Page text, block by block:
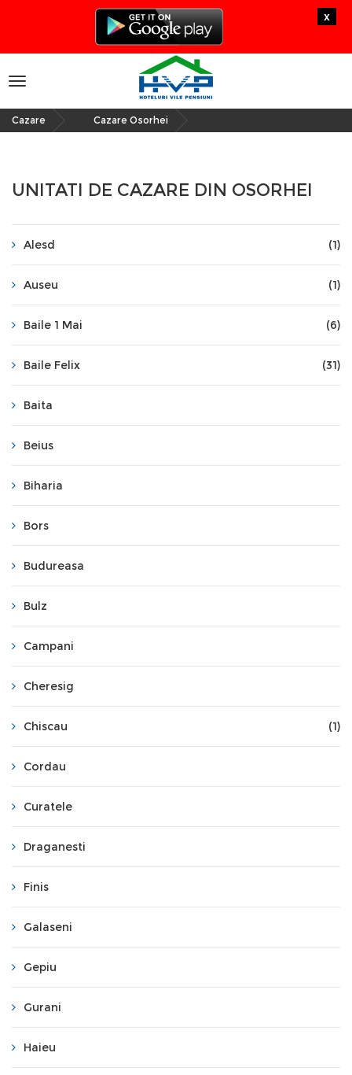
x
Toggle
navigation
Cazare Cazare Osorhei
UNITATI DE CAZARE DIN OSORHEI
Alesd (1)
Auseu (1)
Baile 1 Mai (6)
Baile Felix (31)
Baita
Beius
Biharia
Bors
Budureasa
Bulz
Campani
Cheresig
Chiscau (1)
Cordau
Curatele
Draganesti
Finis
Galaseni
Gepiu
Gurani
Haieu